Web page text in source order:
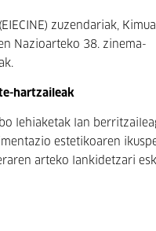
zuzendariak,
Nazioarteko 38. zinema-
hartzaileak
lehiaketak lan
estetikoaren
arteko lankidetzari